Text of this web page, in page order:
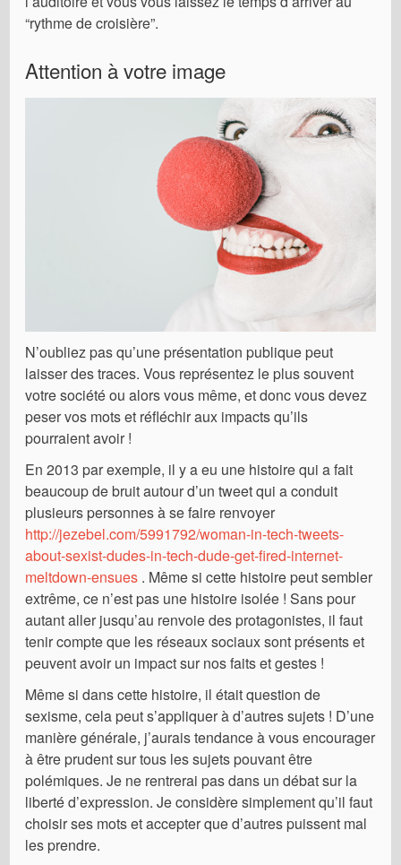
“rythme de croisière”.
Attention à votre image
N’oubliez pas qu’une présentation publique peut
laisser des traces. Vous représentez le plus souvent
votre société ou alors vous même, et donc vous devez
peser vos mots et réfléchir aux impacts qu’ils
pourraient avoir !
En 2013 par exemple, il y a eu une histoire qui a fait
beaucoup de bruit autour d’un tweet qui a conduit
plusieurs personnes à se faire renvoyer
http://jezebel.com/5991792/woman-in-tech-tweets-
about-sexist-dudes-in-tech-dude-get-fired-internet-
meltdown-ensues . Même si cette histoire peut sembler
extrême, ce n’est pas une histoire isolée ! Sans pour
autant aller jusqu’au renvoie des protagonistes, il faut
tenir compte que les réseaux sociaux sont présents et
peuvent avoir un impact sur nos faits et gestes !
Même si dans cette histoire, il était question de
sexisme, cela peut s’appliquer à d’autres sujets ! D’une
manière générale, j’aurais tendance à vous encourager
à être prudent sur tous les sujets pouvant être
polémiques. Je ne rentrerai pas dans un débat sur la
liberté d’expression. Je considère simplement qu’il faut
choisir ses mots et accepter que d’autres puissent mal
les prendre.